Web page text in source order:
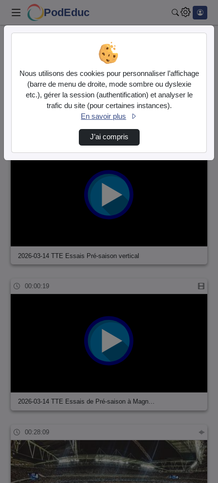
PodEduc
84 vidéos trouvées
Audio Vidéo
Direction de tri
2026-03-14 TTE Essais Pré-saison vertical
00:00:19
2026-03-14 TTE Essais de Pré-saison à Magn…
00:28:09
Nous utilisons des cookies pour personnaliser l’affichage
(barre de menu de droite, mode sombre ou dyslexie
etc.), gérer la session (authentification) et analyser le
trafic du site (pour certaines instances).
En savoir plus
J’ai compris